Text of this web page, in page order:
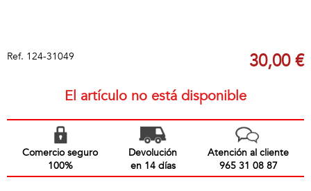
Ref. 124-31049 30,00 €
El artículo no está disponible
Comercio seguro
100%
Devolución
en 14 días
Atención al cliente
965 31 08 87